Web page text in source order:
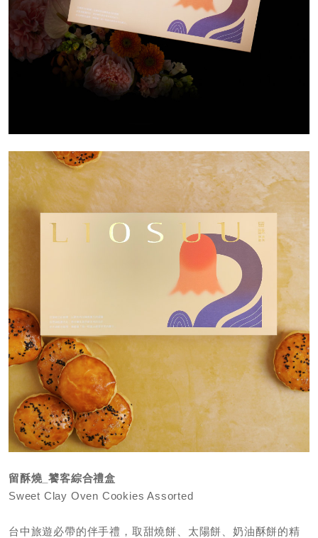
留酥燒_饕客綜合禮盒
Sweet Clay Oven Cookies Assorted
台中旅遊必帶的伴手禮，取甜燒餅、太陽餅、奶油酥餅的精